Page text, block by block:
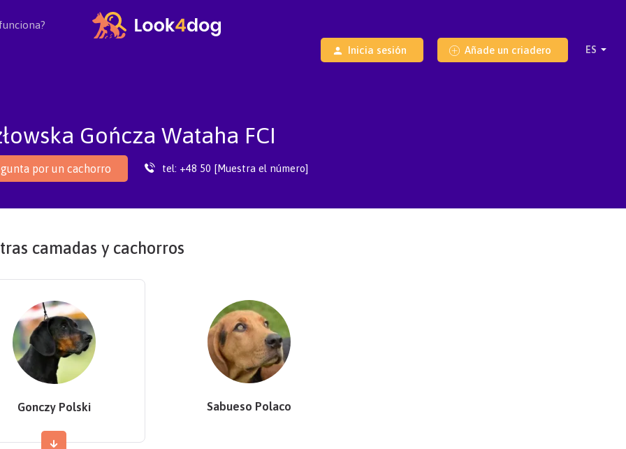
Inicia sesión Añade un criadero
Gończa Wataha FCI
por un cachorro tel: +48 50 [Muestra el número]
camadas y cachorros
Gonczy Polski Sabueso Polaco